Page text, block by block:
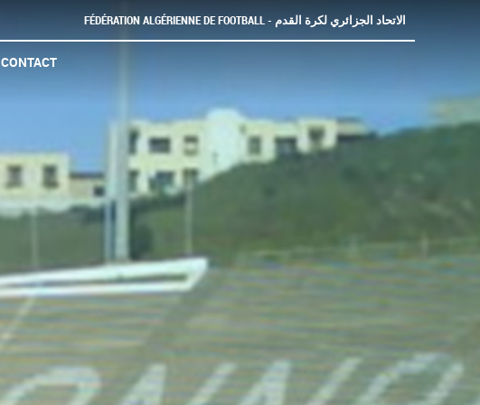
FÉDÉRATION ALGÉRIENNE DE FOOTBALL - الاتحاد الجزائري لكرة القدم
CONTACT